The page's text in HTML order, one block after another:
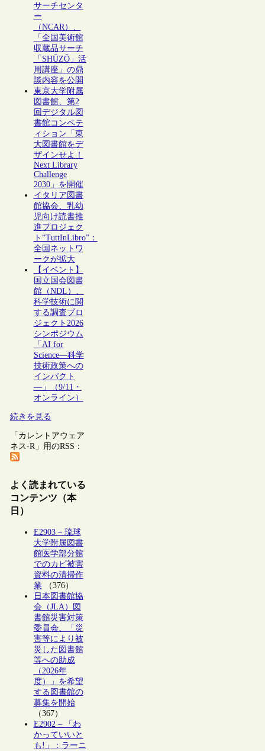
サーチセンタ
ー
（NCAR）、
「全国美術館
収蔵品サーチ
「SHŪZŌ」活
用講座」の鼎
談内容を公開
東京大学附属
図書館、第2
回デジタル図
書館コンペテ
ィション「東
大図書館をデ
ザインせよ！
Next Library
Challenge
2030」を開催
イタリア図書
館協会、乳幼
児向け読書推
進プロジェク
ト“TuttInLibro”：
全国ネットワ
ークが拡大
【イベント】
国立国会図書
館（NDL）、
科学技術に関
する調査プロ
ジェクト2026
シンポジウム
「AI for
Science―科学
技術政策への
インパクト
―」（9/11・
オンライン）
続きを見る
「カレントアウェア
ネス-R」用のRSS：
よく読まれている
コンテンツ（本
日）
E2903 – 琉球
大学附属図書
館医学部分館
でのカビ被害
資料の清掃作
業（376）
日本図書館協
会（JLA）図
書館災害対策
委員会、「災
害等により被
災した図書館
等への助成
（2026年
度）」を希望
する図書館の
募集を開始
（367）
E2902 – 「わ
かっていいと
も!」：ラーニ